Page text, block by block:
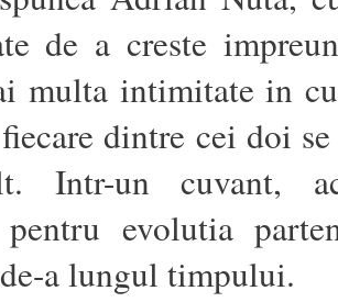
de a creste
multa intimitate in
dintre cei doi
Intr-un cuvant,
pentru evolutia
a lungul timpului.